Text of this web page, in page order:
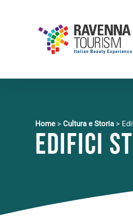
Home > Cultura e Storia >
Edifici